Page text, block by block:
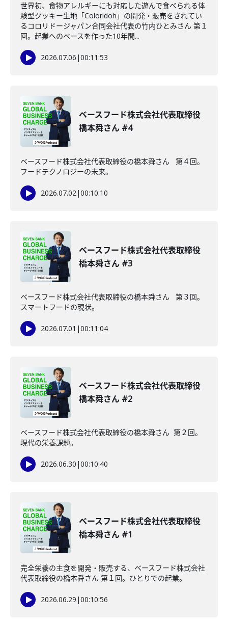
世界初、食物アレルギーにも対応した遊んで食べられる体
験型クッキー生地「Coloridoh」の開発・販売をされてい
るコロリドージャパン合同会社代表の竹内ひとみさん 第１
回。起業へのベースを作った10年間...
2026.07.06 |00:11:53
ベースフード株式会社代表取締役
橋本舜さん #4
ベースフード株式会社代表取締役の橋本舜さん 第４回。
フードテクノロジーの未来。
2026.07.02|00:10:10
ベースフード株式会社代表取締役
橋本舜さん #3
ベースフード株式会社代表取締役の橋本舜さん 第３回。
スマートフードの現状。
2026.07.01 |00:11:04
ベースフード株式会社代表取締役
橋本舜さん #2
ベースフード株式会社代表取締役の橋本舜さん 第２回。
現代の栄養課題。
2026.06.30 |00:10:40
ベースフード株式会社代表取締役
橋本舜さん #1
完全栄養の主食を開発・販売する、ベースフード株式会社
代表取締役の橋本舜さん 第１回。ひとりでの起業。
2026.06.29 |00:10:56